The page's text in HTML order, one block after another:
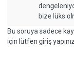
bize lüks
Bu soruya sadece
için lütfen giriş yapınız.